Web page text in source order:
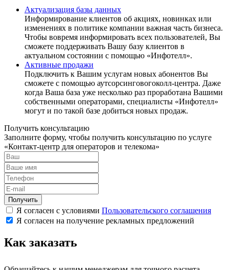
Актуализация базы данных
Информирование клиентов об акциях, новинках или
изменениях в политике компании важная часть бизнеса.
Чтобы вовремя информировать всех пользователей, Вы
сможете поддерживать Вашу базу клиентов в
актуальном состоянии с помощью «Инфотелл».
Активные продажи
Подключить к Вашим услугам новых абонентов Вы
сможете с помощью аутсорсинговогоколл-центра. Даже
когда Ваша база уже несколько раз проработана Вашими
собственными операторами, специалисты «Инфотелл»
могут и по такой базе добиться новых продаж.
Получить консультацию
Заполните форму, чтобы получить консультацию по услуге
«Контакт-центр для операторов и телекома»
Получить
Я согласен с условиями Пользовательского соглашения
Я согласен на получение рекламных предложений
Как заказать